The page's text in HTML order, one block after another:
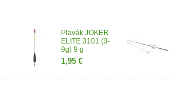
Plavák JOKER
ELITE 3101 (3-
9g) 9 g
1,95 €